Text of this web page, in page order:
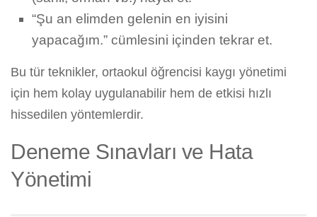
“Şu an elimden gelenin en iyisini
yapacağım.” cümlesini içinden tekrar et.
Bu tür teknikler, ortaokul öğrencisi kaygı yönetimi
için hem kolay uygulanabilir hem de etkisi hızlı
hissedilen yöntemlerdir.
Deneme Sınavları ve Hata
Yönetimi